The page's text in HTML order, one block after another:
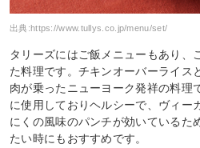
出典:https://www.tullys.co.jp/menu/set/
タリーズにはご飯メニューもあり、
た料理です。チキンオーバーライス
肉が乗ったニューヨーク発祥の料理
に使用しておりヘルシーで、ヴィー
にくの風味のパンチが効いているた
たい時にもおすすめです。